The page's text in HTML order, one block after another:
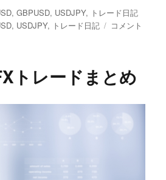
,GBPUSD, USDJPY, トレード日記
, USDJPY, トレード日記
11/30
レ
ー
ド
コメント
トレードまとめ